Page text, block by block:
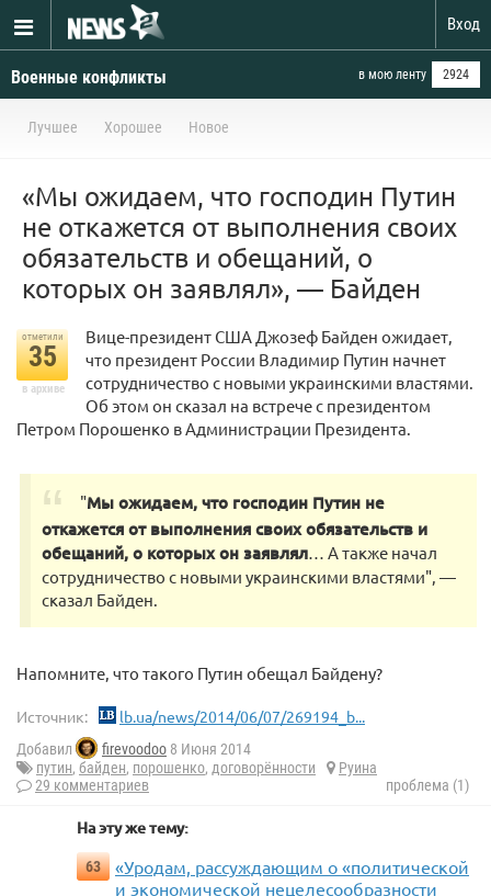
Вход
Военные конфликты в мою ленту 2924
Лучшее Хорошее Новое
«Мы ожидаем, что господин Путин
не откажется от выполнения своих
обязательств и обещаний, о
которых он заявлял», — Байден
отметили
35
в архиве
Вице-президент США Джозеф Байден ожидает,
что президент России Владимир Путин начнет
сотрудничество с новыми украинскими властями.
Об этом он сказал на встрече с президентом
Петром Порошенко в Администрации Президента.
"Мы ожидаем, что господин Путин не
откажется от выполнения своих обязательств и
обещаний, о которых он заявлял… А также начал
сотрудничество с новыми украинскими властями", —
сказал Байден.
Напомните, что такого Путин обещал Байдену?
Источник: lb.ua/news/2014/06/07/269194_b...
Добавил firevoodoo 8 Июня 2014
путин, байден, порошенко, договорённости
Руина
29 комментариев
проблема (1)
На эту же тему:
63
«Уродам, рассуждающим о «политической
и экономической нецелесообразности